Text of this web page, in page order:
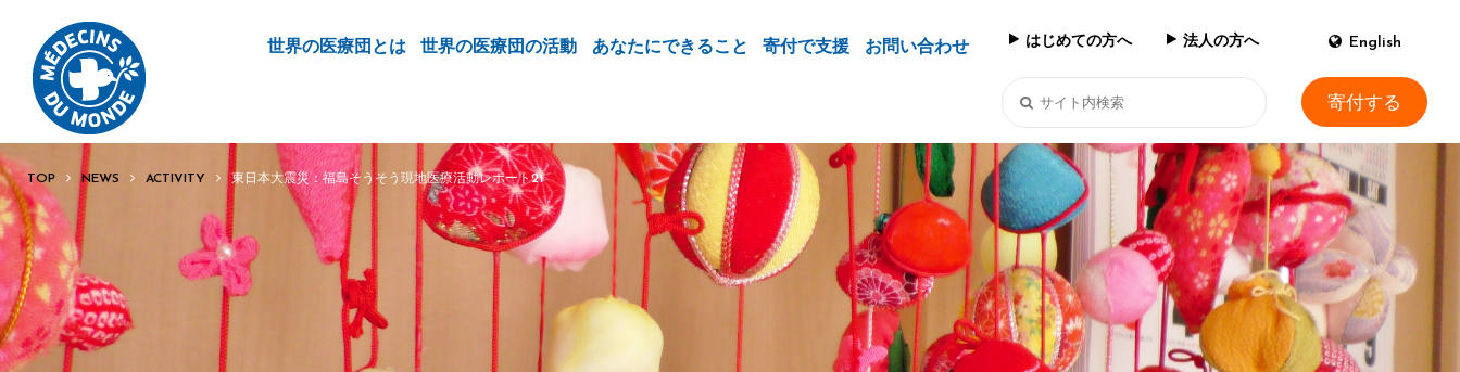
世界の医療団とは 世界の医療団の活動 あなたにできること 寄付で支援 お問い合わせ はじめての方へ 法人の方へ English
寄付する
TOP NEWS ACTIVITY 東日本大震災：福島そうそう現地医療活動レポート21